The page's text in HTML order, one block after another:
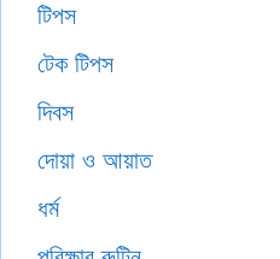
টিপস
টেক টিপস
দিবস
দোয়া ও আয়াত
ধর্ম